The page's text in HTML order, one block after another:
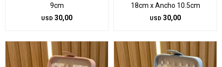
9cm
USD 30,00
18cm x Ancho 10.5cm
USD 30,00